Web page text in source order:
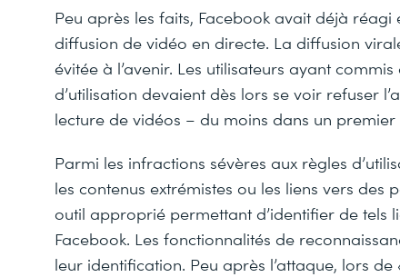
Peu après les faits, Facebook avait déjà
diffusion de vidéo en directe. La diffusion
évitée à l’avenir. Les utilisateurs ayant
d’utilisation devaient dès lors se voir refuser
lecture de vidéos – du moins dans un premier
Parmi les infractions sévères aux règles
les contenus extrémistes ou les liens vers
outil approprié permettant d’identifier de tels
Facebook. Les fonctionnalités de
leur identification. Peu après l’attaque, lors de